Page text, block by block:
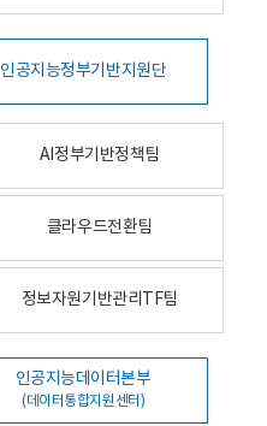
인공지능정부기반지원단
AI정부기반정책팀
클라우드전환팀
정보자원기반관리TF팀
인공지능데이터본부
(데이터통합지원센터)